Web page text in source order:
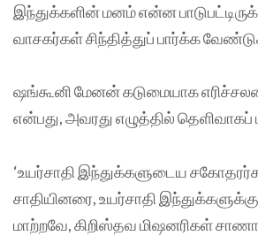
இந்துக்களின் மனம் என்ன
வாசகர்கள் சிந்தித்துப் பார்க்க
ஷங்கூனி மேனன் கடுமையாக
என்பது, அவரது எழுத்தில் தெளிவாகப்
‘உயர்சாதி இந்துக்களுடைய
சாதியினரை, உயர்சாதி இந்துக்களுக்கு
மாற்றவே, கிறிஸ்தவ மிஷனரிகள்